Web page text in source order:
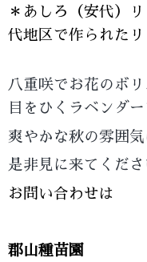
＊あしろ（安代）
代地区で作られたリ
八重咲でお花のボ
目をひくラベンダー
爽やかな秋の雰囲気
是非見に来てくださ
お問い合わせは
郡山種苗園